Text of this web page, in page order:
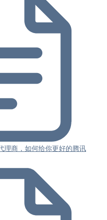
理商，如何给你更好的腾讯